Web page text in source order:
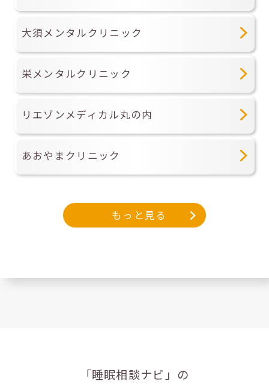
大須メンタルクリニック
栄メンタルクリニック
リエゾンメディカル丸の内
あおやまクリニック
もっと見る
「睡眠相談ナビ」の